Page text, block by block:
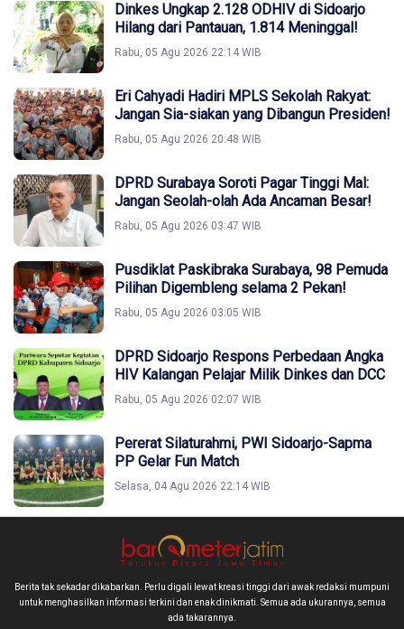
Dinkes Ungkap 2.128 ODHIV di Sidoarjo
Hilang dari Pantauan, 1.814 Meninggal!
Rabu, 05 Agu 2026 22:14 WIB
Eri Cahyadi Hadiri MPLS Sekolah Rakyat:
Jangan Sia-siakan yang Dibangun Presiden!
Rabu, 05 Agu 2026 20:48 WIB
DPRD Surabaya Soroti Pagar Tinggi Mal:
Jangan Seolah-olah Ada Ancaman Besar!
Rabu, 05 Agu 2026 03:47 WIB
Pusdiklat Paskibraka Surabaya, 98 Pemuda
Pilihan Digembleng selama 2 Pekan!
Rabu, 05 Agu 2026 03:05 WIB
DPRD Sidoarjo Respons Perbedaan Angka
HIV Kalangan Pelajar Milik Dinkes dan DCC
Rabu, 05 Agu 2026 02:07 WIB
Pererat Silaturahmi, PWI Sidoarjo-Sapma
PP Gelar Fun Match
Selasa, 04 Agu 2026 22:14 WIB
Berita tak sekadar dikabarkan. Perlu digali lewat kreasi tinggi dari awak redaksi mumpuni
untuk menghasilkan informasi terkini dan enak dinikmati. Semua ada ukurannya, semua
ada takarannya.